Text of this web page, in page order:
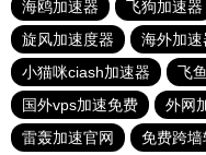
海鸥加速器
飞狗加速器
旋风加速度器
海外加速
小猫咪ciash加速器
飞
国外vps加速免费
外网
雷轰加速官网
免费跨墙